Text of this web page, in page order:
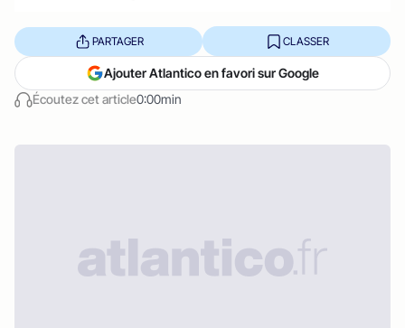
Écoutez cet article0:00min
PARTAGER CLASSER
Ajouter Atlantico en favori sur Google